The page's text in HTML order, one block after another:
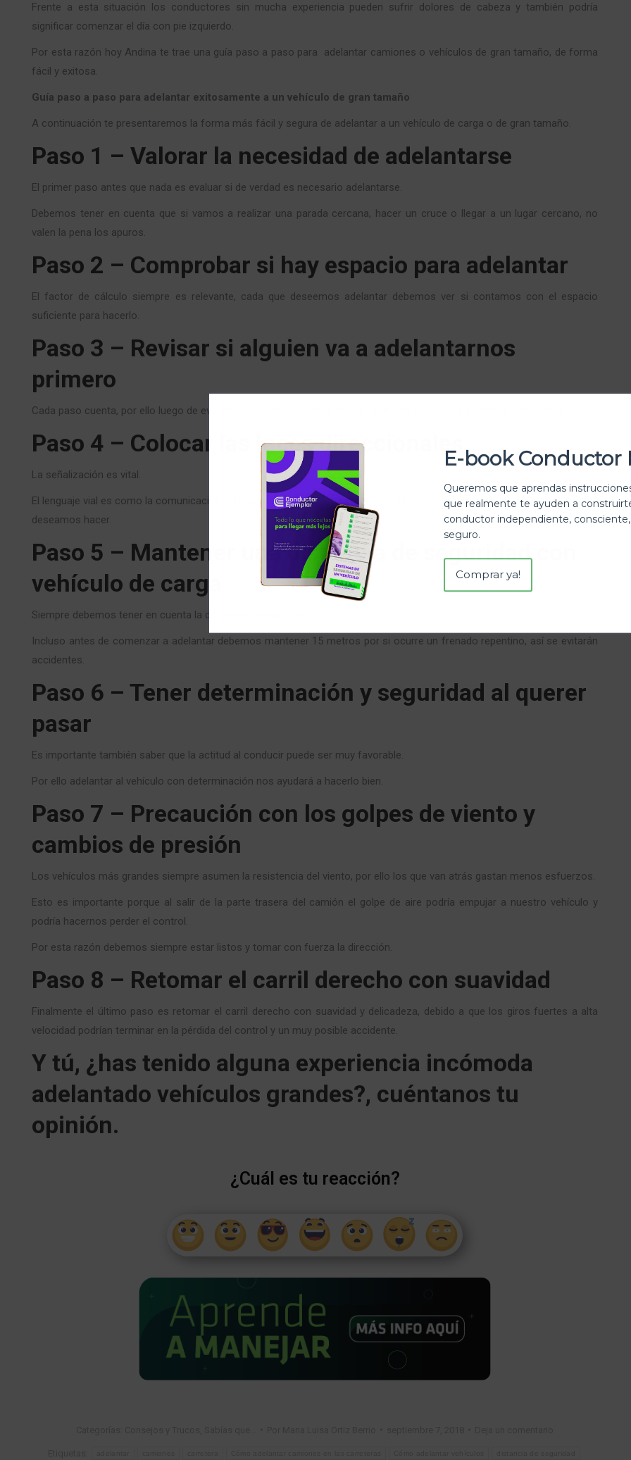
Frente a esta situación los conductores sin mucha experiencia pueden sufrir dolores de cabeza y también podría
significar comenzar el día con pie izquierdo.
Por esta razón hoy Andina te trae una guía paso a paso para adelantar camiones o vehículos de gran tamaño, de forma
fácil y exitosa.
Guía paso a paso para adelantar exitosamente a un vehículo de gran tamaño
A continuación te presentaremos la forma más fácil y segura de adelantar a un vehículo de carga o de gran tamaño.
Paso 1 – Valorar la necesidad de adelantarse
El primer paso antes que nada es evaluar si de verdad es necesario adelantarse.
Debemos tener en cuenta que si vamos a realizar una parada cercana, hacer un cruce o llegar a un lugar cercano, no
valen la pena los apuros.
Paso 2 – Comprobar si hay espacio para adelantar
El factor de cálculo siempre es relevante, cada que deseemos adelantar debemos ver si contamos con el espacio
suficiente para hacerlo.
Paso 3 – Revisar si alguien va a adelantarnos
primero
Cada paso cuenta, por ello luego de evaluar el espacio, debemos revisar si un vehículo desea pasarnos a nosotros.
Paso 4 – Colocar las luces direccionales
La señalización es vital.
El lenguaje vial es como la comunicación entre personas, si no colocamos las luces direccionales, ningún piloto sabrá que
deseamos hacer.
Paso 5 – Mantener una distancia de seguridad con
vehículo de carga
Siempre debemos tener en cuenta la distancia de seguridad.
Incluso antes de comenzar a adelantar debemos mantener 15 metros por si ocurre un frenado repentino, así se evitarán
accidentes.
Paso 6 – Tener determinación y seguridad al querer
pasar
Es importante también saber que la actitud al conducir puede ser muy favorable.
Por ello adelantar al vehículo con determinación nos ayudará a hacerlo bien.
Paso 7 – Precaución con los golpes de viento y
cambios de presión
Los vehículos más grandes siempre asumen la resistencia del viento, por ello los que van atrás gastan menos esfuerzos.
Esto es importante porque al salir de la parte trasera del camión el golpe de aire podría empujar a nuestro vehículo y
podría hacernos perder el control.
Por esta razón debemos siempre estar listos y tomar con fuerza la dirección.
Paso 8 – Retomar el carril derecho con suavidad
Finalmente el último paso es retomar el carril derecho con suavidad y delicadeza, debido a que los giros fuertes a alta
velocidad podrían terminar en la pérdida del control y un muy posible accidente.
Y tú, ¿has tenido alguna experiencia incómoda
adelantado vehículos grandes?, cuéntanos tu
opinión.
¿Cuál es tu reacción?
E-book Conductor
Queremos que aprendas
que realmente te ayuden a
conductor independiente,
seguro.
Comprar ya!